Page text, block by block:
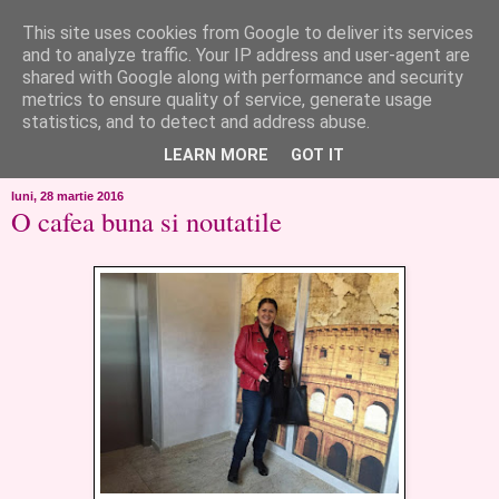
like ?...or not!
..de toate!!!!!..alandala...cum imi trec prin minte..si cum am
chef..incercate pe pielea mea..
luni, 28 martie 2016
O cafea buna si noutatile
This site uses cookies from Google to deliver its services
and to analyze traffic. Your IP address and user-agent are
shared with Google along with performance and security
metrics to ensure quality of service, generate usage
statistics, and to detect and address abuse.
LEARN MORE GOT IT